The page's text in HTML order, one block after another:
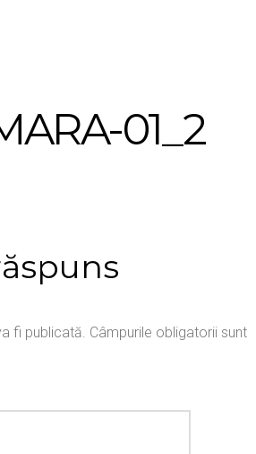
01_2
fi publicată. Câmpurile obligatorii sunt